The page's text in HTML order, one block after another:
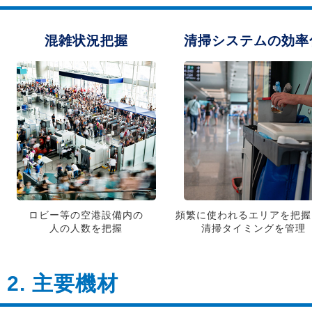
混雑状況把握 清掃システムの効率
ロビー等の空港設備内の
人の人数を把握
頻繁に使われるエリアを把
清掃タイミングを管理
2. 主要機材